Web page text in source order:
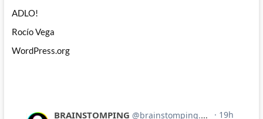
ADLO!
Rocío Vega
WordPress.org